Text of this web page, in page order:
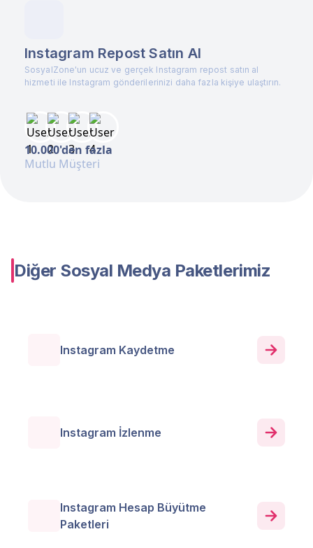
Instagram Repost Satın Al
SosyalZone'un ucuz ve gerçek Instagram repost satın al
hizmeti ile Instagram gönderilerinizi daha fazla kişiye ulaştırın.
10.000'den fazla
Mutlu Müşteri
Diğer Sosyal Medya Paketlerimiz
Instagram Kaydetme
Instagram İzlenme
Instagram Hesap Büyütme
Paketleri